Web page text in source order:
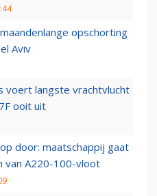
opschorting
Aviv
voert langste vrachtvlucht
ooit uit
door: maatschappij gaat
van A220-100-vloot